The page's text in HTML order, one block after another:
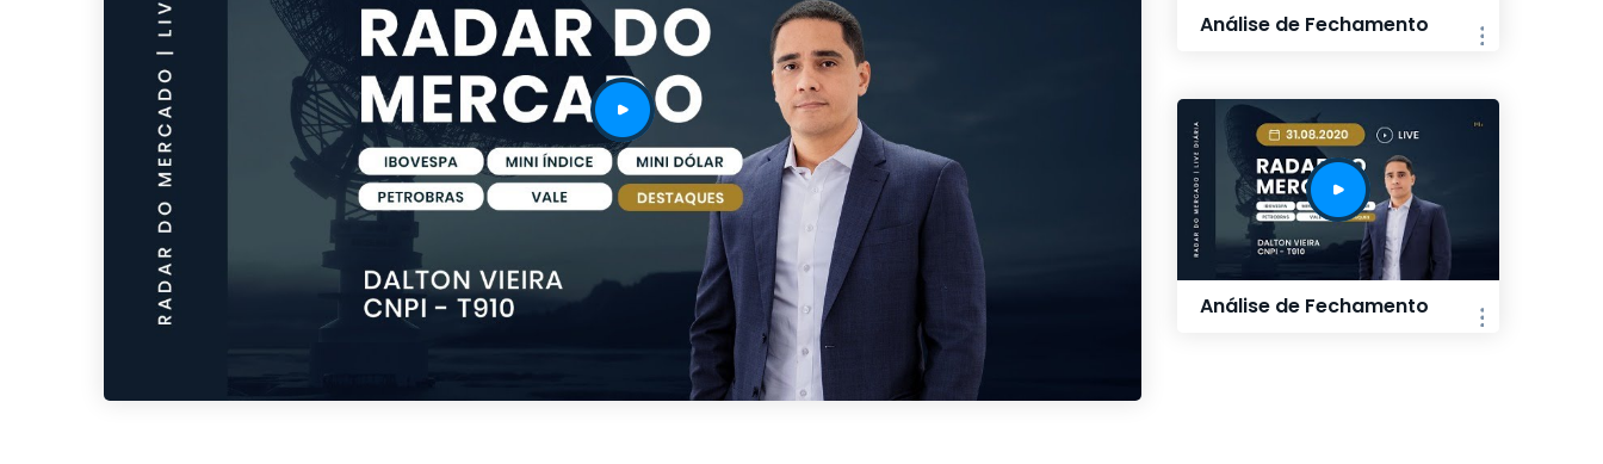
Análise de Fechamento
Análise de Fechamento